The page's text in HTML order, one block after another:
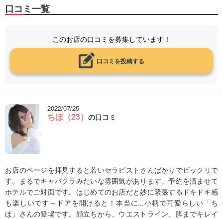
口コミ一覧
このお店の口コミを募集しています！
口コミを投稿する
2022/07/25
ちほ（23） の口コミ
お店のページを拝見すると若いセラピストさんばかりでビックリで
す。まるでキャバクラみたいな雰囲気があります。予約を済ませて
ホテルでご対面です。はじめてのお店だと妙に緊張するドキドキ感
も楽しいです～ドアを開けると！本当に...小柄で可愛らしい「ち
ほ」さんの登場です。顔立ちから、ウエストライン、脚までキレイ